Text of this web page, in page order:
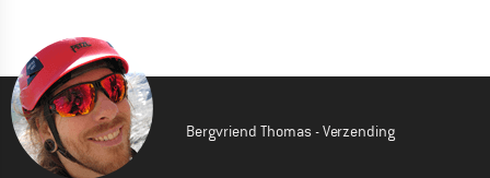
Bergvriend Thomas - Verzending